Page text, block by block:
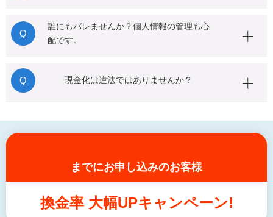
Q
誰にもバレませんか？個人情報の管理も心
配です。
Q 現金化は違法ではありませんか？
までにお申し込みのお客様
換金率 大幅UPキャンペーン!